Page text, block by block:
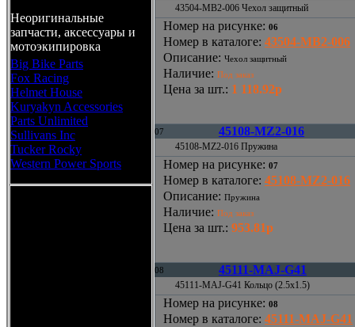
Неоригинальные
запчасти, аксессуары и
мотоэкипировка
Big Bike Parts
Fox Racing
Helmet House
Kuryakyn Accessories
Parts Unlimited
Sullivans Inc
Tucker Rocky
Western Power Sports
43504-MB2-006 Чехол защитный
Номер на рисунке: 06
Номер в каталоге: 43504-MB2-006
Описание: Чехол защитный
Наличие: Под заказ
Цена за шт.: 1 118.92р
07 45108-MZ2-016
45108-MZ2-016 Пружина
Номер на рисунке: 07
Номер в каталоге: 45108-MZ2-016
Описание: Пружина
Наличие: Под заказ
Цена за шт.: 953.81р
08 45111-MAJ-G41
45111-MAJ-G41 Кольцо (2.5x1.5)
Номер на рисунке: 08
Номер в каталоге: 45111-MAJ-G41